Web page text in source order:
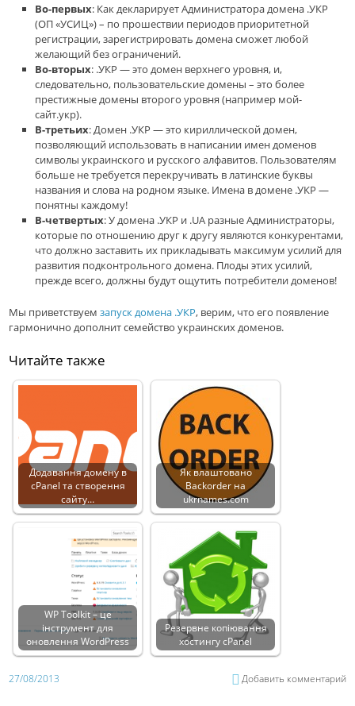
Во-первых: Как декларирует Администратора домена .УКР
(ОП «УСИЦ») – по прошествии периодов приоритетной
регистрации, зарегистрировать домена сможет любой
желающий без ограничений.
Во-вторых: .УКР — это домен верхнего уровня, и,
следовательно, пользовательские домены – это более
престижные домены второго уровня (например мой-
сайт.укр).
В-третьих: Домен .УКР — это кириллической домен,
позволяющий использовать в написании имен доменов
символы украинского и русского алфавитов. Пользователям
больше не требуется перекручивать в латинские буквы
названия и слова на родном языке. Имена в домене .УКР —
понятны каждому!
В-четвертых: У домена .УКР и .UA разные Администраторы,
которые по отношению друг к другу являются конкурентами,
что должно заставить их прикладывать максимум усилий для
развития подконтрольного домена. Плоды этих усилий,
прежде всего, должны будут ощутить потребители доменов!
Мы приветствуемзапуск домена .УКР, верим, что его появление
гармонично дополнит семейство украинских доменов.
Читайте также
Додавання домену в
cPanel та створення
сайту…
Як влаштовано
Backorder на
ukrnames.com
WP Toolkit – це
інструмент для
оновлення WordPress
Резервне копіювання
хостингу cPanel
27/08/2013 Добавить комментарий